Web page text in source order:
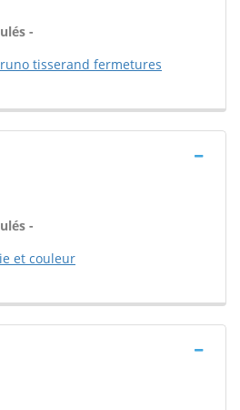
-
tisserand fermetures
-
et couleur